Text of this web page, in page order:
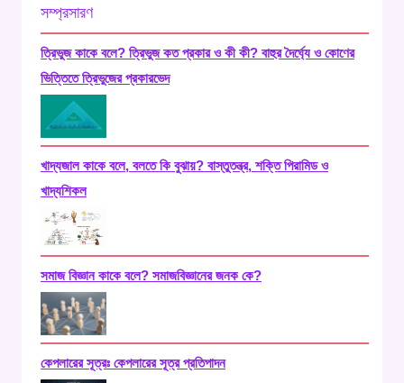
ত্রিভুজ কাকে বলে? ত্রিভুজ কত প্রকার ও কী কী? বাহুর দৈর্ঘ্যে ও কোণের
ভিত্তিতে ত্রিভুজের প্রকারভেদ
খাদ্যজাল কাকে বলে, বলতে কি বুঝায়? বাস্তুতন্ত্র, শক্তি পিরামিড ও
খাদ্যশিকল
সমাজ বিজ্ঞান কাকে বলে? সমাজবিজ্ঞানের জনক কে?
কেপলারের সূত্রঃ কেপলারের সূত্র প্রতিপাদন